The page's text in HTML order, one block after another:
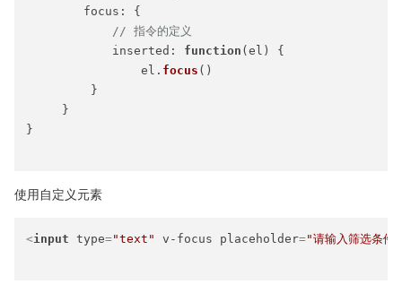
focus : {
// 指令的定义
inserted : function ( el ) {
                el.
focus ()
         }
     }
}
使用自定义元素
<input type="text" v-focus placeholder="请输入筛选条件"